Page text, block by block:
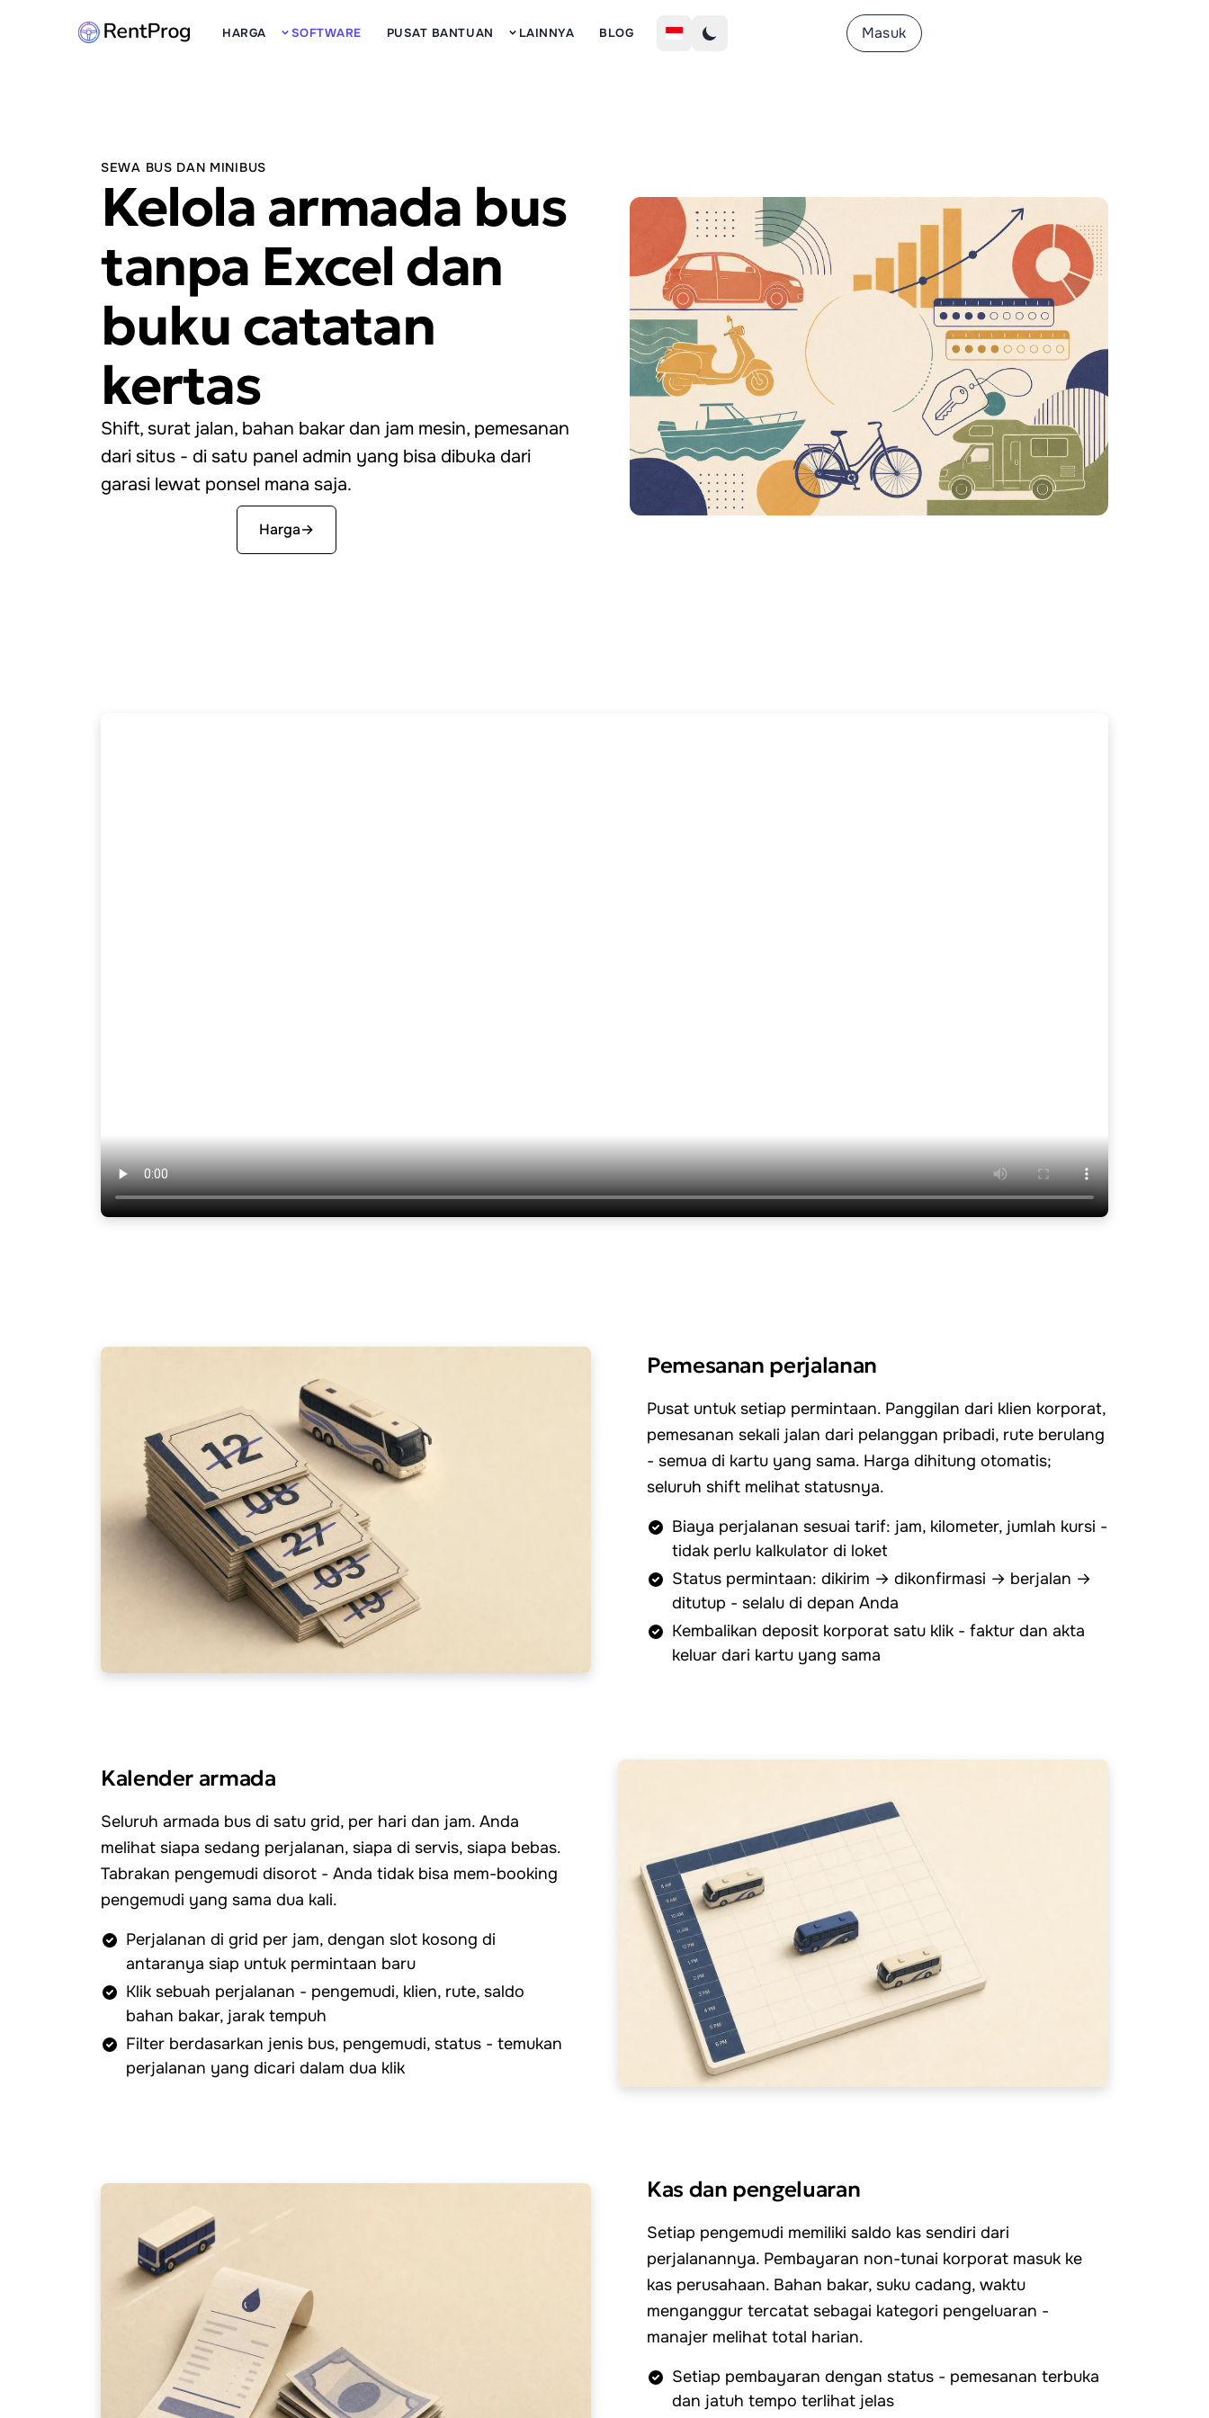
HARGA SOFTWARE PUSAT BANTUAN LAINNYA BLOG Masuk
SEWA BUS DAN MINIBUS
Kelola armada bus
tanpa Excel dan
buku catatan
kertas
Shift, surat jalan, bahan bakar dan jam mesin, pemesanan
dari situs - di satu panel admin yang bisa dibuka dari
garasi lewat ponsel mana saja.
Harga→
Pemesanan perjalanan
Pusat untuk setiap permintaan. Panggilan dari klien korporat,
pemesanan sekali jalan dari pelanggan pribadi, rute berulang
- semua di kartu yang sama. Harga dihitung otomatis;
seluruh shift melihat statusnya.
Biaya perjalanan sesuai tarif: jam, kilometer, jumlah kursi -
tidak perlu kalkulator di loket
Status permintaan: dikirim → dikonfirmasi → berjalan →
ditutup - selalu di depan Anda
Kembalikan deposit korporat satu klik - faktur dan akta
keluar dari kartu yang sama
Kalender armada
Seluruh armada bus di satu grid, per hari dan jam. Anda
melihat siapa sedang perjalanan, siapa di servis, siapa bebas.
Tabrakan pengemudi disorot - Anda tidak bisa mem-booking
pengemudi yang sama dua kali.
Perjalanan di grid per jam, dengan slot kosong di
antaranya siap untuk permintaan baru
Klik sebuah perjalanan - pengemudi, klien, rute, saldo
bahan bakar, jarak tempuh
Filter berdasarkan jenis bus, pengemudi, status - temukan
perjalanan yang dicari dalam dua klik
Kas dan pengeluaran
Setiap pengemudi memiliki saldo kas sendiri dari
perjalanannya. Pembayaran non-tunai korporat masuk ke
kas perusahaan. Bahan bakar, suku cadang, waktu
menganggur tercatat sebagai kategori pengeluaran -
manajer melihat total harian.
Setiap pembayaran dengan status - pemesanan terbuka
dan jatuh tempo terlihat jelas